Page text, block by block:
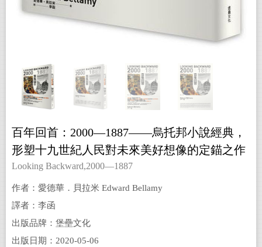
百年回首：2000—1887——烏托邦小說經典，
形塑十九世紀人民對未來美好想像的定錨之作
（繁體中文版首度問世）
Looking Backward,2000—1887
作者：愛德華．貝拉米 Edward Bellamy
譯者：李函
出版品牌：堡壘文化
出版日期：2020-05-06